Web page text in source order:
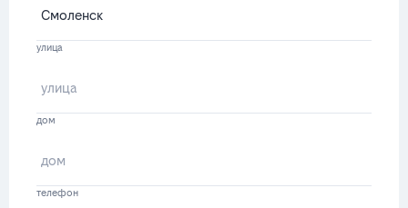
улица
дом
телефон